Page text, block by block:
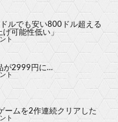
ルでも安い800ドル超える
可能性低い」
ト
が2999円に…
ト
ームを2作連続クリアした
ト